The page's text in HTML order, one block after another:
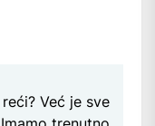
Već je sve